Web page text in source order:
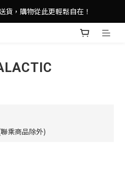
員，即享 HK$50 購物金禮遇！
貨，購物從此更輕鬆自在！
員，即享 HK$50 購物金禮遇！
乘商品除外)